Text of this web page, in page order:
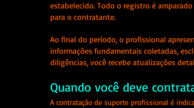
estabelecido. Todo o registro é
para o contratante.
Ao final do período, o profissional
informações fundamentais coletadas,
diligências, você recebe atualizações
Quando você deve
A contratação de suporte profissional é